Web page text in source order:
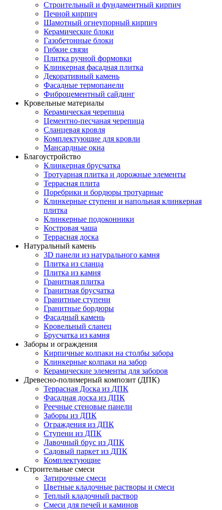
Строительный и фундаментный кирпич
Печной кирпич
Шамотный огнеупорный кирпич
Керамические блоки
Газобетонные блоки
Гибкие связи
Плитка ручной формовки
Клинкерная фасадная плитка
Декоративный камень
Фасадные термопанели
Фиброцементный сайдинг
Кровельные материалы
Керамическая черепица
Цементно-песчаная черепица
Сланцевая кровля
Комплектующие для кровли
Мансардные окна
Благоустройство
Клинкерная брусчатка
Тротуарная плитка и дорожные элементы
Террасная плита
Поребрики и бордюры тротуарные
Клинкерные ступени и напольная клинкерная
плитка
Клинкерные подоконники
Костровая чаша
Террасная доска
Натуральный камень
3D панели из натурального камня
Плитка из сланца
Плитка из камня
Гранитная плитка
Гранитная брусчатка
Гранитные ступени
Гранитные бордюры
Фасадный камень
Кровельный сланец
Брусчатка из камня
Заборы и ограждения
Кирпичные колпаки на столбы забора
Клинкерные колпаки на забор
Керамические элементы для заборов
Древесно-полимерный композит (ДПК)
Террасная Доска из ДПК
Фасадная доска из ДПК
Реечные стеновые панели
Заборы из ДПК
Ограждения из ДПК
Ступени из ДПК
Лавочный брус из ДПК
Садовый паркет из ДПК
Комплектующие
Строительные смеси
Затирочные смеси
Цветные кладочные растворы и смеси
Теплый кладочный раствор
Смеси для печей и каминов